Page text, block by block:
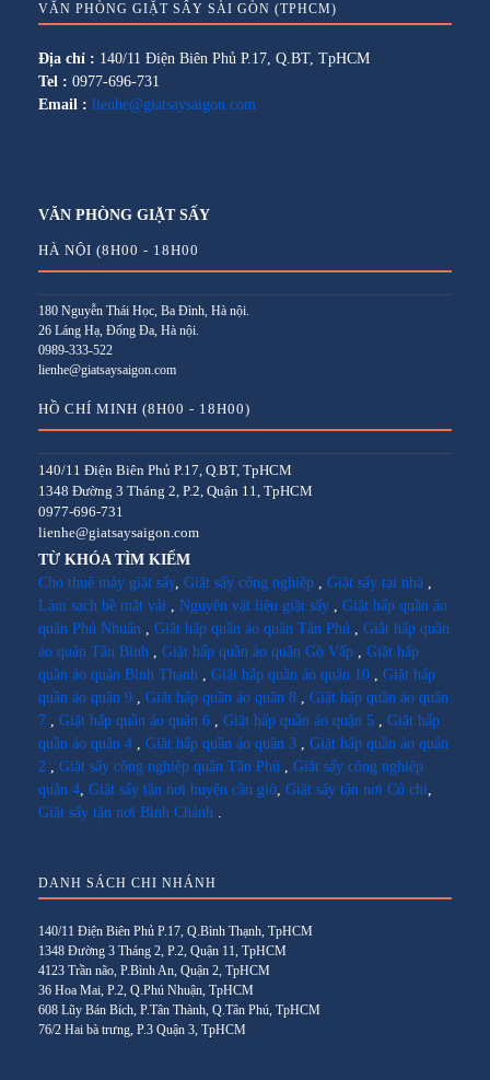
VĂN PHÒNG GIẶT SẤY SÀI GÒN (TPHCM)
Địa chỉ : 140/11 Điện Biên Phủ P.17, Q.BT, TpHCM
Tel : 0977-696-731
Email : lienhe@giatsaysaigon.com
VĂN PHÒNG GIẶT SẤY
HÀ NỘI (8H00 - 18H00
180 Nguyễn Thái Học, Ba Đình, Hà nội.
26 Láng Hạ, Đống Đa, Hà nội.
0989-333-522
lienhe@giatsaysaigon.com
HỒ CHÍ MINH (8H00 - 18H00)
140/11 Điện Biên Phủ P.17, Q.BT, TpHCM
1348 Đường 3 Tháng 2, P.2, Quận 11, TpHCM
0977-696-731
lienhe@giatsaysaigon.com
TỪ KHÓA TÌM KIẾM
Cho thuê máy giặt sấy, Giặt sấy công nghiệp , Giặt sấy tại nhà ,
Làm sạch bề mặt vải , Nguyên vật liệu giặt sấy , Giặt hấp quần áo
quận Phú Nhuận , Giặt hấp quần áo quận Tân Phú , Giặt hấp quần
áo quận Tân Bình , Giặt hấp quần áo quận Gò Vấp , Giặt hấp
quần áo quận Bình Thạnh , Giặt hấp quần áo quận 10 , Giặt hấp
quần áo quận 9 , Giặt hấp quần áo quận 8 , Giặt hấp quần áo quận
7 , Giặt hấp quần áo quận 6 , Giặt hấp quần áo quận 5 , Giặt hấp
quần áo quận 4 , Giặt hấp quần áo quận 3 , Giặt hấp quần áo quận
2 , Giặt sấy công nghiệp quận Tân Phú , Giặt sấy công nghiệp
quận 4, Giặt sấy tận nơi huyện cần giờ, Giặt sấy tận nơi Củ chi,
Giặt sấy tận nơi Bình Chánh .
DANH SÁCH CHI NHÁNH
140/11 Điện Biên Phủ P.17, Q.Bình Thạnh, TpHCM
1348 Đường 3 Tháng 2, P.2, Quận 11, TpHCM
4123 Trần não, P.Bình An, Quận 2, TpHCM
36 Hoa Mai, P.2, Q.Phú Nhuận, TpHCM
608 Lũy Bán Bích, P.Tân Thành, Q.Tân Phú, TpHCM
76/2 Hai bà trưng, P.3 Quận 3, TpHCM